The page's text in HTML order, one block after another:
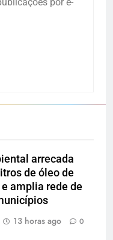
por e-
arrecada
de óleo de
amplia rede de
13 horas ago 0